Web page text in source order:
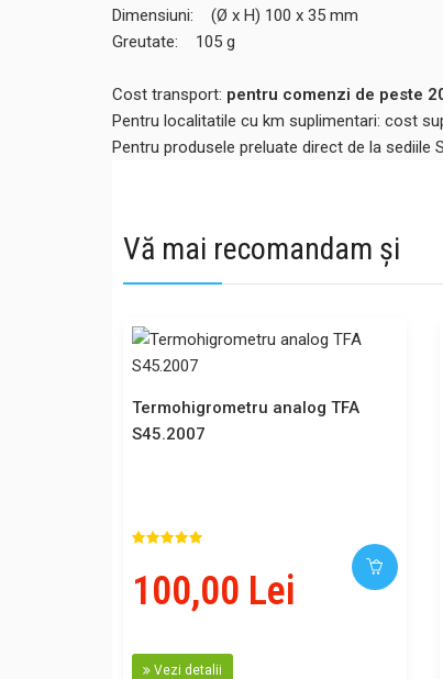
Dimensiuni: (Ø x H) 100 x 35 mm
Greutate: 105 g
Cost transport: pentru comenzi de peste
Pentru localitatile cu km suplimentari: cost
Pentru produsele preluate direct de la
Vă mai recomandam și
Termohigrometru analog TFA
S45.2007
100,00 Lei
Vezi detalii